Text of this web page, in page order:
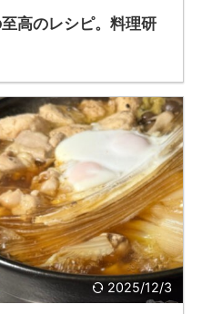
高のレシピ。料理研
2025/12/3